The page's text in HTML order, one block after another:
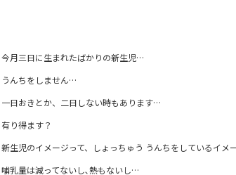
今月三日に生まれたばかりの新生児…
うんちをしません…
一日おきとか、二日しない時もあります…
有り得ます？
新生児のイメージって、しょっちゅう うんちをしているイメ
哺乳量は減ってないし､熱もないし…